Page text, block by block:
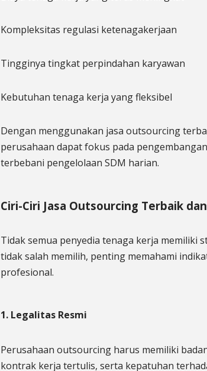
Kompleksitas regulasi ketenagakerjaan
Tingginya tingkat perpindahan karyawan
Kebutuhan tenaga kerja yang fleksibel
Dengan menggunakan jasa outsourcing
perusahaan dapat fokus pada
terbebani pengelolaan SDM harian.
Ciri-Ciri Jasa Outsourcing Terbaik
Tidak semua penyedia tenaga kerja memiliki
tidak salah memilih, penting memahami
profesional.
1. Legalitas Resmi
Perusahaan outsourcing harus memiliki
kontrak kerja tertulis, serta kepatuhan